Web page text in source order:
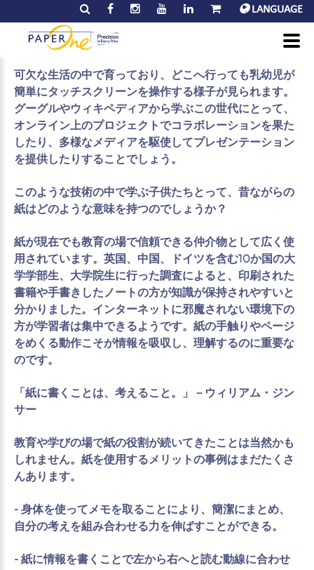
LANGUAGE
デジタル時代の教育で、紙はまだ必要？
学校における技術革新の波は近年ペースを上げて押し寄
可欠な生活の中で育っており、どこへ行っても乳幼児が
簡単にタッチスクリーンを操作する様子が見られます。
グーグルやウィキペディアから学ぶこの世代にとって、
オンライン上のプロジェクトでコラボレーションを果た
したり、多様なメディアを駆使してプレゼンテーション
を提供したりすることでしょう。
このような技術の中で学ぶ子供たちとって、昔ながらの
紙はどのような意味を持つのでしょうか？
紙が現在でも教育の場で信頼できる仲介物として広く使
用されています。英国、中国、ドイツを含む10か国の大
学学部生、大学院生に行った調査によると、印刷された
書籍や手書きしたノートの方が知識が保持されやすいと
分かりました。インターネットに邪魔されない環境下の
方が学習者は集中できるようです。紙の手触りやページ
をめくる動作こそが情報を吸収し、理解するのに重要な
のです。
「紙に書くことは、考えること。」－ウィリアム・ジン
サー
教育や学びの場で紙の役割が続いてきたことは当然かも
しれません。紙を使用するメリットの事例はまだたくさ
んあります。
- 身体を使ってメモを取ることにより、簡潔にまとめ、
自分の考えを組み合わせる力を伸ばすことができる。
- 紙に情報を書くことで左から右へと読む動線に合わせ